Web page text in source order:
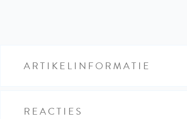
ARTIKELINFORMATIE
REACTIES